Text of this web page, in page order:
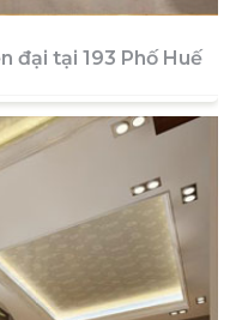
đại tại 193 Phố Huế